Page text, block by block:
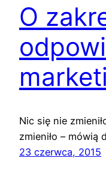
O
Nic się nie
zmieniło – mówią
23 czerwca, 2015